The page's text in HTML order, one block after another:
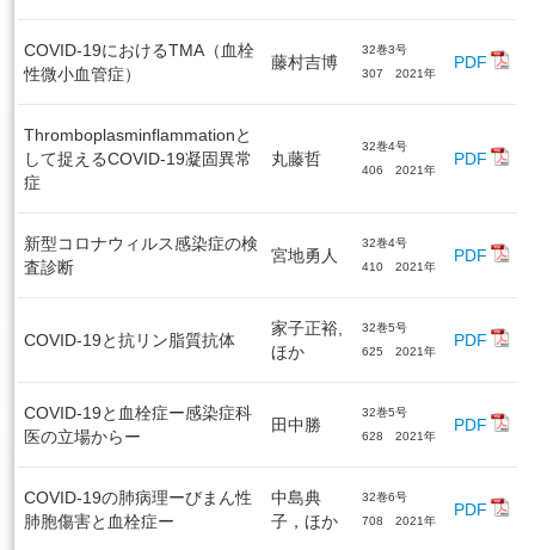
COVID-19におけるTMA（血栓
性微小血管症）
藤村吉博
32巻3号
307 2021年
PDF
Thromboplasminflammationと
して捉えるCOVID-19凝固異常
症
丸藤哲
32巻4号
406 2021年
PDF
新型コロナウィルス感染症の検
査診断
宮地勇人
32巻4号
410 2021年
PDF
COVID-19と抗リン脂質抗体
家子正裕,
ほか
32巻5号
625 2021年
PDF
COVID-19と血栓症ー感染症科
医の立場からー
田中勝
32巻5号
628 2021年
PDF
COVID-19の肺病理ーびまん性
肺胞傷害と血栓症ー
中島典
子，ほか
32巻6号
708 2021年
PDF